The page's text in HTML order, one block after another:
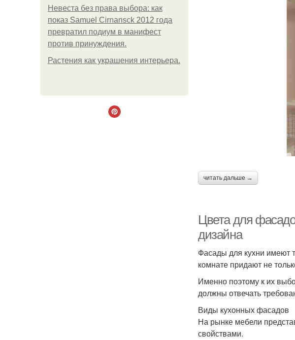
Невеста без права выбора: как
показ Samuel Cirnansck 2012 года
превратил подиум в манифест
против принуждения.
Растения как украшения интерьера.
читать дальше →
Цвета для
дизайна
Фасады для кухни имеют
комнате придают не
Именно поэтому к их
должны отвечать
Виды кухонных фасадов
На рынке мебели
свойствами.